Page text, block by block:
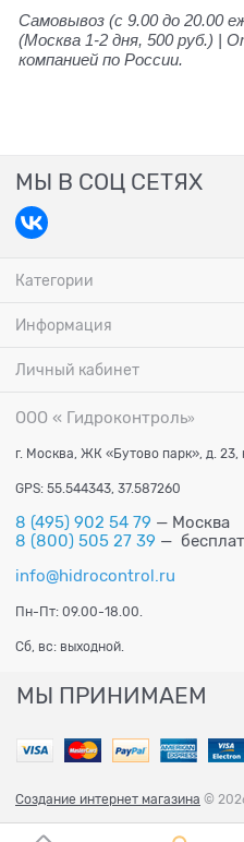
Самовывоз (с 9.00 до 20.00
(Москва 1-2 дня, 500 руб.) |
компанией по России.
МЫ В СОЦ СЕТЯХ
Категории
Информация
Личный кабинет
ООО « Гидроконтроль»
г. Москва, ЖК «Бутово парк», д. 23,
GPS: 55.544343, 37.587260
8 (495) 902 54 79 — Москва
8 (800) 505 27 39 —
info@hidrocontrol.ru
Пн-Пт: 09.00-18.00.
Сб, вс: выходной.
МЫ ПРИНИМАЕМ
Создание интернет магазина ©